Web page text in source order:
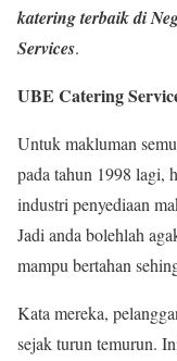
katering terbaik di
Services.
UBE Catering
Untuk makluman
pada tahun 1998 lagi,
industri penyediaan
Jadi anda bolehlah
mampu bertahan
Kata mereka,
sejak turun temurun.